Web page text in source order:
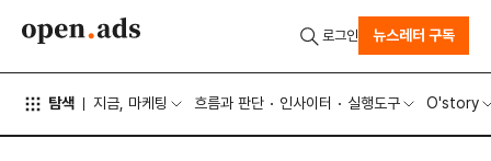
탐색 지금, 마케팅 흐름과 판단 인사이터 실행도구 O'story
로그인 뉴스레터 구독